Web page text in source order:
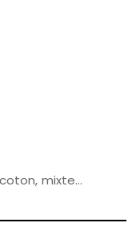
mixte…